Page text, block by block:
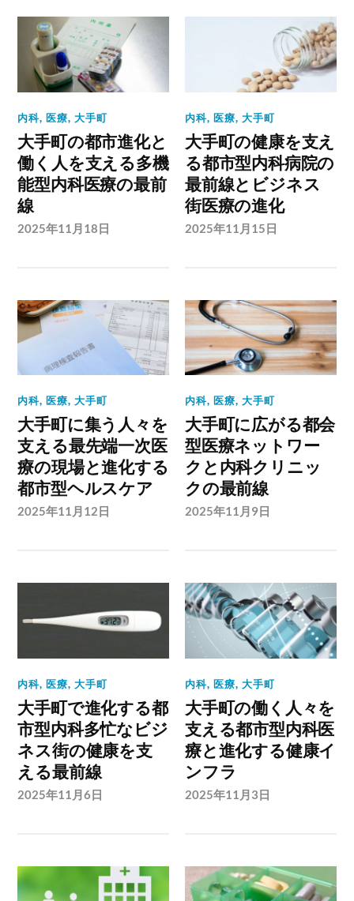
内科,医療,大手町
大手町の都市進化と
働く人を支える多機
能型内科医療の最前
線
2025年11月18日
内科,医療,大手町
大手町の健康を支え
る都市型内科病院の
最前線とビジネス
街医療の進化
2025年11月15日
内科, 医療,大手町
大手町に集う人々を
支える最先端一次医
療の現場と進化する
都市型ヘルスケア
2025年11月12日
内科, 医療,大手町
大手町に広がる都会
型医療ネットワー
クと内科クリニッ
クの最前線
2025年11月9日
内科, 医療,大手町
大手町で進化する都
市型内科多忙なビジ
ネス街の健康を支
える最前線
2025年11月6日
内科, 医療,大手町
大手町の働く人々を
支える都市型内科医
療と進化する健康イ
ンフラ
2025年11月3日